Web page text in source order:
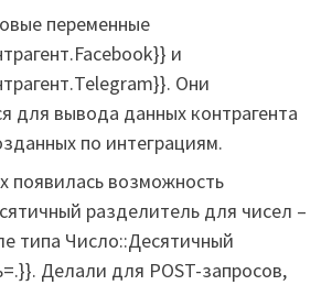
переменные
и
Они
для вывода данных контрагента
по интеграциям.
появилась возможность
разделитель для чисел –
типа Число::Десятичный
Делали для POST-запросов,